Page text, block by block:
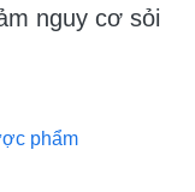
nguy cơ sỏi
phẩm